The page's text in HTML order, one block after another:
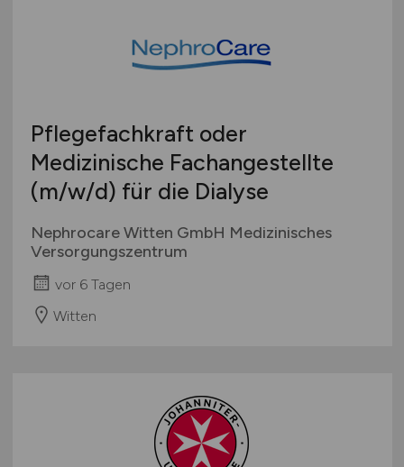
Pflegefachkraft oder
Medizinische Fachangestellte
(m/w/d) für die Dialyse
Nephrocare Witten GmbH Medizinisches
Versorgungszentrum
vor 6 Tagen
Witten